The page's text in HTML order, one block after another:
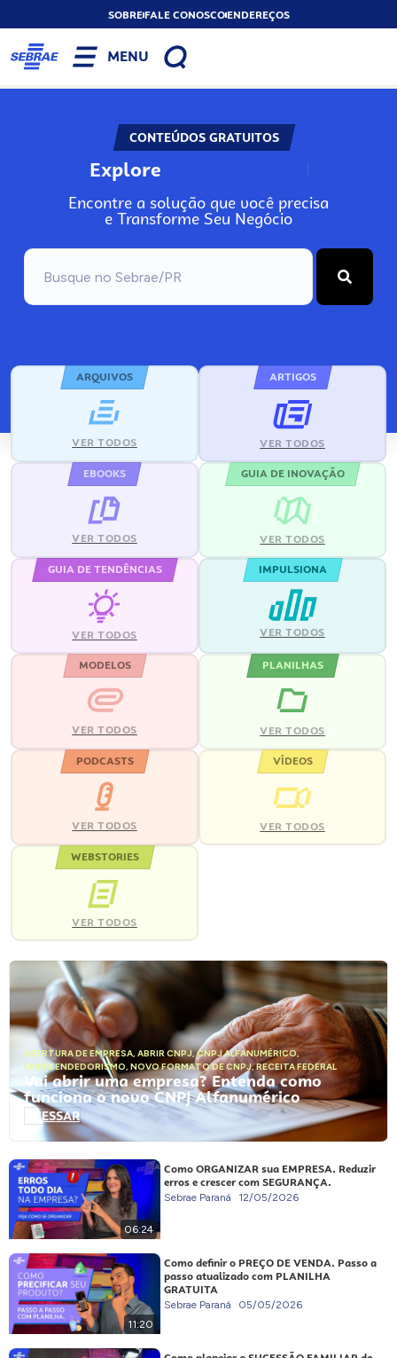
SOBREFALE CONOSCOENDEREÇOS
MENU
CONTEÚDOS GRATUITOS
Explore N
Encontre a solução que você precisa
e Transforme Seu Negócio
ARQUIVOS
VER TODOS
ARTIGOS
VER TODOS
EBOOKS
VER TODOS
GUIA DE INOVAÇÃO
VER TODOS
GUIA DE TENDÊNCIAS
VER TODOS
IMPULSIONA
VER TODOS
MODELOS
VER TODOS
PLANILHAS
VER TODOS
PODCASTS
VER TODOS
VÍDEOS
VER TODOS
WEBSTORIES
VER TODOS
ABERTURA DE EMPRESA, ABRIR CNPJ,CNPJ ALFANUMÉRICO,
EMPREENDEDORISMO, NOVO FORMATO DE CNPJ,RECEITA FEDERAL
Vai abrir uma empresa? Entenda como
funciona o novo CNPJ Alfanumérico
ACESSAR
06:24
Como ORGANIZAR sua EMPRESA. Reduzir
erros e crescer com SEGURANÇA.
Sebrae Paraná 12/05/2026
11:20
Como definir o PREÇO DE VENDA. Passo a
passo atualizado com PLANILHA
GRATUITA
Sebrae Paraná 05/05/2026